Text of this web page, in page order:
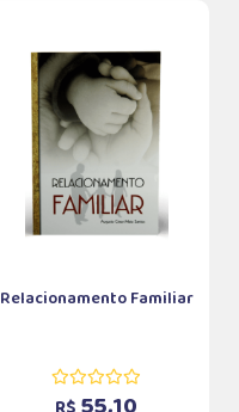
Relacionamento Familiar